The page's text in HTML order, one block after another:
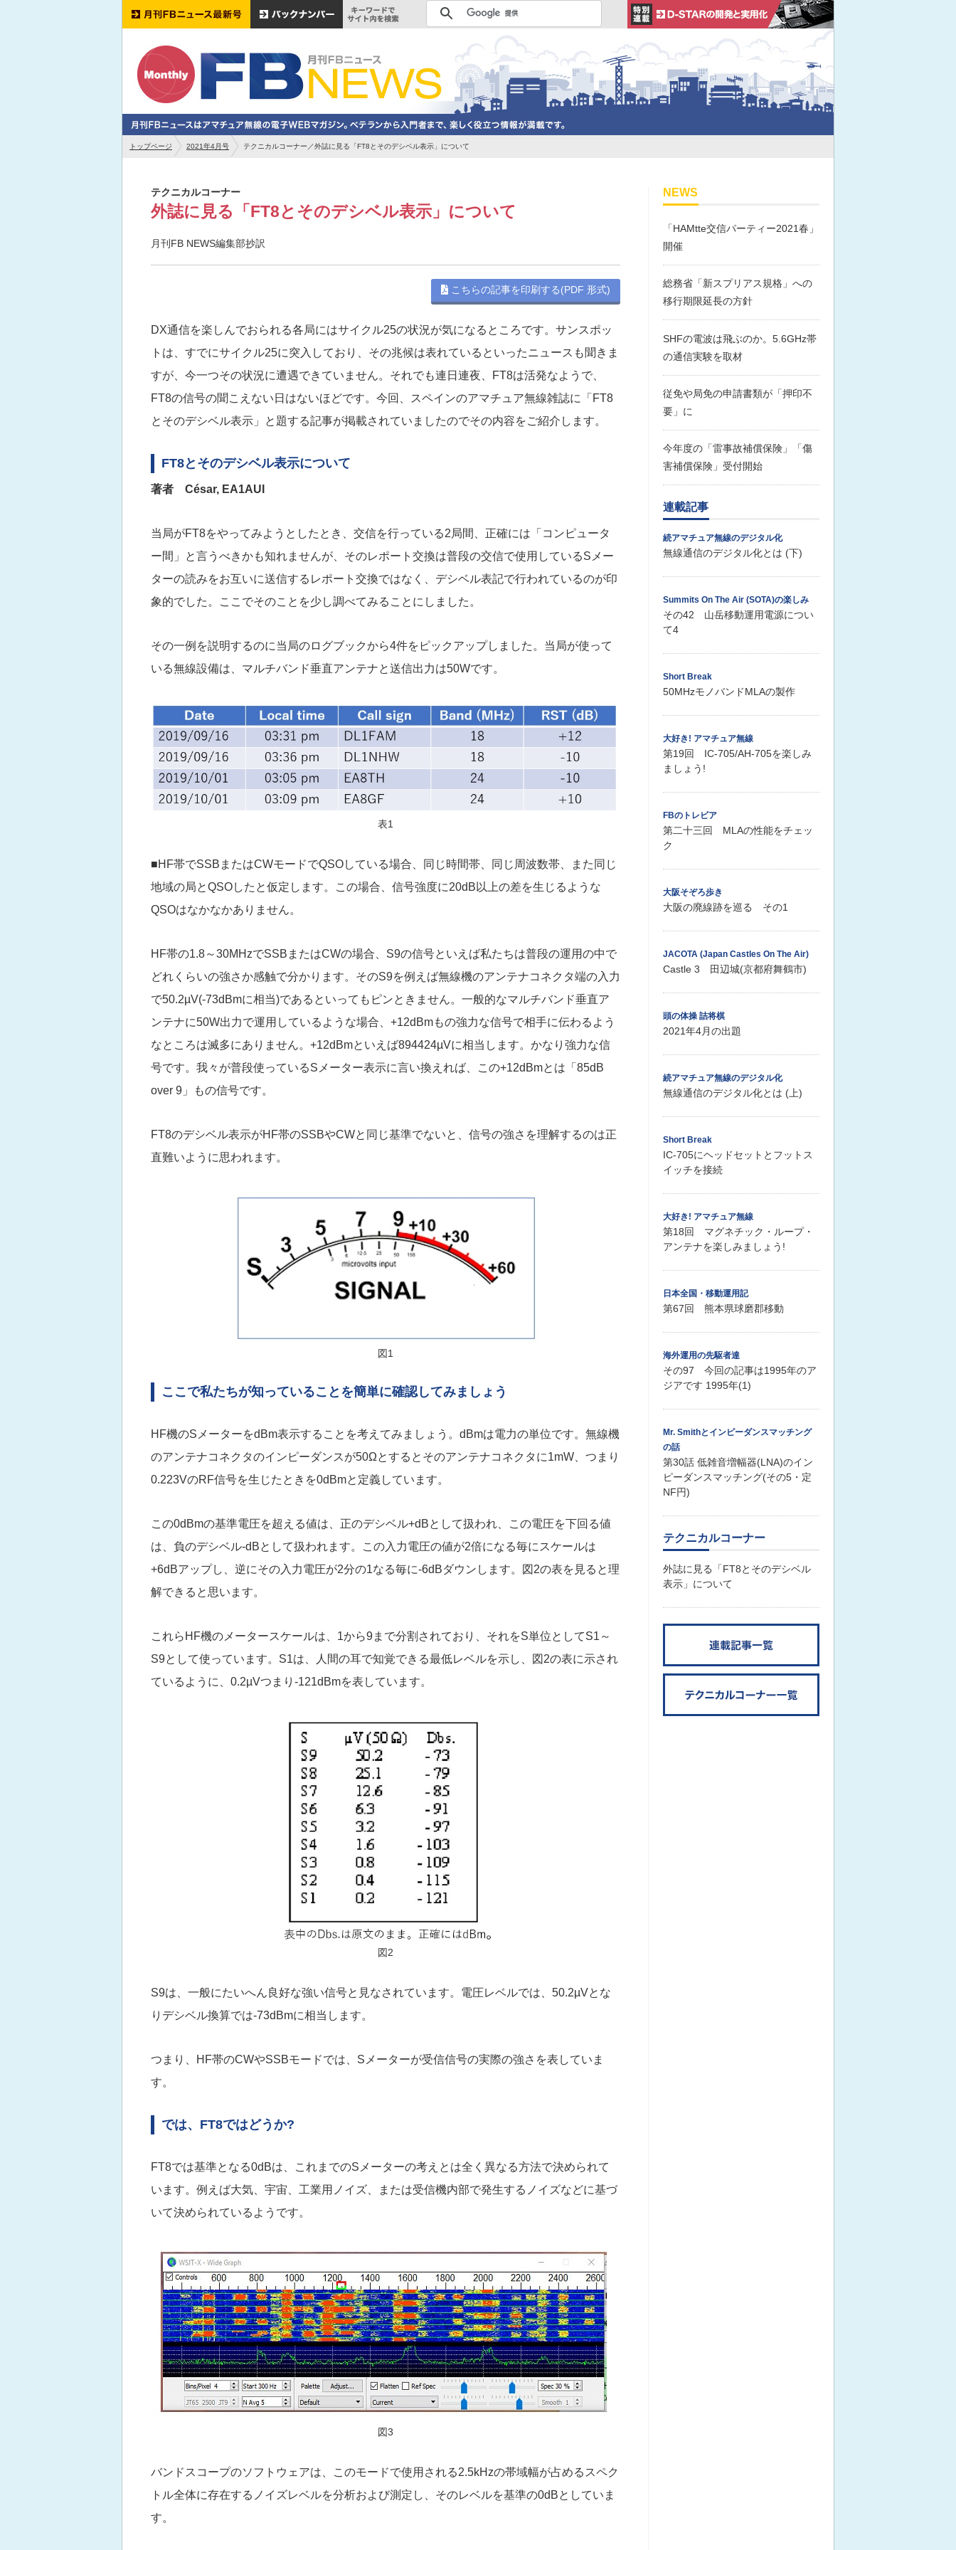
トップページ 2021年4月号 テクニカルコーナー／外誌に見る「FT8とそのデシベル表示」について
テクニカルコーナー
外誌に見る「FT8とそのデシベル表示」について
月刊FB NEWS編集部抄訳
こちらの記事を印刷する(PDF 形式)
DX通信を楽しんでおられる各局にはサイクル25の状況が気になるところです。サンスポッ
トは、すでにサイクル25に突入しており、その兆候は表れているといったニュースも聞きま
すが、今一つその状況に遭遇できていません。それでも連日連夜、FT8は活発なようで、
FT8の信号の聞こえない日はないほどです。今回、スペインのアマチュア無線雑誌に「FT8
とそのデシベル表示」と題する記事が掲載されていましたのでその内容をご紹介します。
FT8とそのデシベル表示について
著者 César, EA1AUI
当局がFT8をやってみようとしたとき、交信を行っている2局間、正確には「コンピュータ
ー間」と言うべきかも知れませんが、そのレポート交換は普段の交信で使用しているSメー
ターの読みをお互いに送信するレポート交換ではなく、デシベル表記で行われているのが印
象的でした。ここでそのことを少し調べてみることにしました。
その一例を説明するのに当局のログブックから4件をピックアップしました。当局が使って
いる無線設備は、マルチバンド垂直アンテナと送信出力は50Wです。
表1
■HF帯でSSBまたはCWモードでQSOしている場合、同じ時間帯、同じ周波数帯、また同じ
地域の局とQSOしたと仮定します。この場合、信号強度に20dB以上の差を生じるような
QSOはなかなかありません。
HF帯の1.8～30MHzでSSBまたはCWの場合、S9の信号といえば私たちは普段の運用の中で
どれくらいの強さか感触で分かります。そのS9を例えば無線機のアンテナコネクタ端の入力
で50.2µV(-73dBmに相当)であるといってもピンときません。一般的なマルチバンド垂直ア
ンテナに50W出力で運用しているような場合、+12dBmもの強力な信号で相手に伝わるよう
なところは滅多にありません。+12dBmといえば894424µVに相当します。かなり強力な信
号です。我々が普段使っているSメーター表示に言い換えれば、この+12dBmとは「85dB
over 9」もの信号です。
FT8のデシベル表示がHF帯のSSBやCWと同じ基準でないと、信号の強さを理解するのは正
直難いように思われます。
図1
ここで私たちが知っていることを簡単に確認してみましょう
HF機のSメーターをdBm表示することを考えてみましょう。dBmは電力の単位です。無線機
のアンテナコネクタのインピーダンスが50Ωとするとそのアンテナコネクタに1mW、つまり
0.223VのRF信号を生じたときを0dBmと定義しています。
この0dBmの基準電圧を超える値は、正のデシベル+dBとして扱われ、この電圧を下回る値
は、負のデシベル-dBとして扱われます。この入力電圧の値が2倍になる毎にスケールは
+6dBアップし、逆にその入力電圧が2分の1なる毎に-6dBダウンします。図2の表を見ると理
解できると思います。
これらHF機のメータースケールは、1から9まで分割されており、それをS単位としてS1～
S9として使っています。S1は、人間の耳で知覚できる最低レベルを示し、図2の表に示され
ているように、0.2µVつまり-121dBmを表しています。
図2
S9は、一般にたいへん良好な強い信号と見なされています。電圧レベルでは、50.2µVとな
りデシベル換算では-73dBmに相当します。
つまり、HF帯のCWやSSBモードでは、Sメーターが受信信号の実際の強さを表していま
す。
では、FT8ではどうか?
FT8では基準となる0dBは、これまでのSメーターの考えとは全く異なる方法で決められて
います。例えば大気、宇宙、工業用ノイズ、または受信機内部で発生するノイズなどに基づ
いて決められているようです。
図3
バンドスコープのソフトウェアは、このモードで使用される2.5kHzの帯域幅が占めるスペク
トル全体に存在するノイズレベルを分析および測定し、そのレベルを基準の0dBとしていま
す。
NEWS
「HAMtte交信パーティー2021春」
開催
総務省「新スプリアス規格」への
移行期限延長の方針
SHFの電波は飛ぶのか。5.6GHz帯
の通信実験を取材
従免や局免の申請書類が「押印不
要」に
今年度の「雷事故補償保険」「傷
害補償保険」受付開始
連載記事
続アマチュア無線のデジタル化
無線通信のデジタル化とは (下)
Summits On The Air (SOTA)の楽しみ
その42 山岳移動運用電源につい
て4
Short Break
50MHzモノバンドMLAの製作
大好き! アマチュア無線
第19回 IC-705/AH-705を楽しみ
ましょう!
FBのトレビア
第二十三回 MLAの性能をチェッ
ク
大阪そぞろ歩き
大阪の廃線跡を巡る その1
JACOTA (Japan Castles On The Air)
Castle 3 田辺城(京都府舞鶴市)
頭の体操 詰将棋
2021年4月の出題
続アマチュア無線のデジタル化
無線通信のデジタル化とは (上)
Short Break
IC-705にヘッドセットとフットス
イッチを接続
大好き! アマチュア無線
第18回 マグネチック・ループ・
アンテナを楽しみましょう!
日本全国・移動運用記
第67回 熊本県球磨郡移動
海外運用の先駆者達
その97 今回の記事は1995年のア
ジアです 1995年(1)
Mr. Smithとインピーダンスマッチング
の話
第30話 低雑音増幅器(LNA)のイン
ピーダンスマッチング(その5・定
NF円)
テクニカルコーナー
外誌に見る「FT8とそのデシベル
表示」について